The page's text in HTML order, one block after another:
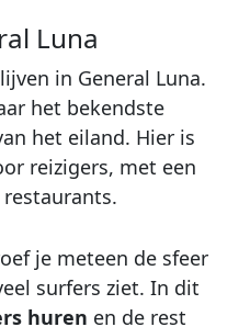
Luna
in General Luna.
het bekendste
het eiland. Hier is
reizigers, met een
je meteen de sfeer
surfers ziet. In dit
huren en de rest